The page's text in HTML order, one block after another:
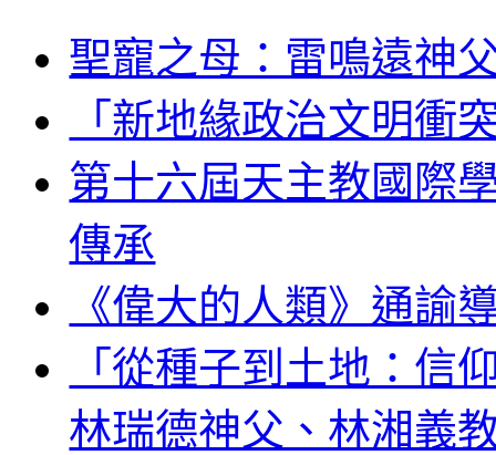
聖寵之母：雷鳴遠神
「新地緣政治文明衝
第十六屆天主教國際
傳承
《偉大的人類》通諭
「從種子到土地：信
林瑞德神父、林湘義